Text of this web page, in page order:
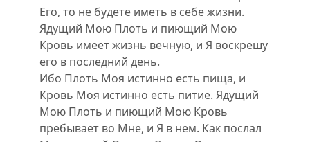
Его, то не будете иметь в себе жизни.
Ядущий Мою Плоть и пиющий Мою
Кровь имеет жизнь вечную, и Я воскрешу
его в последний день.
Ибо Плоть Моя истинно есть пища, и
Кровь Моя истинно есть питие. Ядущий
Мою Плоть и пиющий Мою Кровь
пребывает во Мне, и Я в нем. Как послал